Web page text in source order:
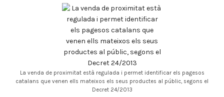
La venda de proximitat està regulada i permet identificar els pagesos
catalans que venen ells mateixos els seus productes al públic, segons el
Decret 24/2013